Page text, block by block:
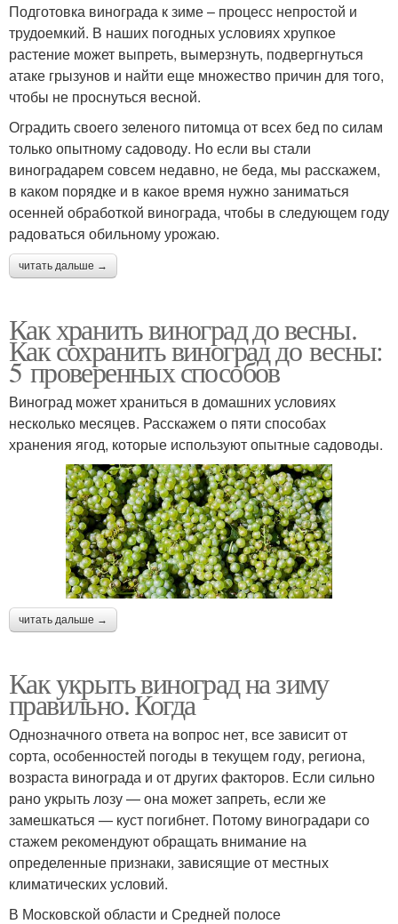
Подготовка винограда к зиме – процесс непростой и
трудоемкий. В наших погодных условиях хрупкое
растение может выпреть, вымерзнуть, подвергнуться
атаке грызунов и найти еще множество причин для того,
чтобы не проснуться весной.
Оградить своего зеленого питомца от всех бед по силам
только опытному садоводу. Но если вы стали
виноградарем совсем недавно, не беда, мы расскажем,
в каком порядке и в какое время нужно заниматься
осенней обработкой винограда, чтобы в следующем году
радоваться обильному урожаю.
читать дальше →
Как хранить виноград до весны.
Как сохранить виноград до весны:
5 проверенных способов
Виноград может храниться в домашних условиях
несколько месяцев. Расскажем о пяти способах
хранения ягод, которые используют опытные садоводы.
читать дальше →
Как укрыть виноград на зиму
правильно. Когда
Однозначного ответа на вопрос нет, все зависит от
сорта, особенностей погоды в текущем году, региона,
возраста винограда и от других факторов. Если сильно
рано укрыть лозу — она может запреть, если же
замешкаться — куст погибнет. Потому виноградари со
стажем рекомендуют обращать внимание на
определенные признаки, зависящие от местных
климатических условий.
В Московской области и Средней полосе